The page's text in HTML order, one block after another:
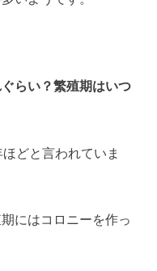
らい？繁殖期はいつ
どと言われていま
にはコロニーを作っ